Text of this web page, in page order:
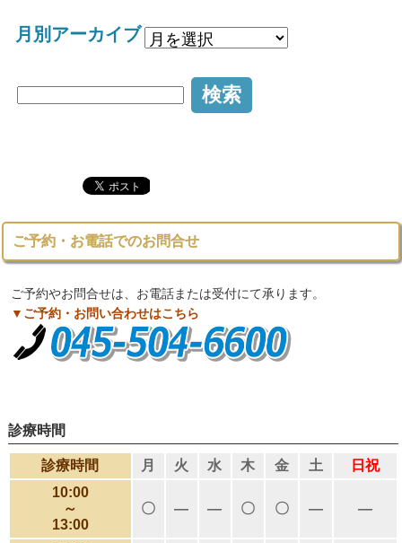
月別アーカイブ
ご予約・お電話でのお問合せ
ご予約やお問合せは、お電話または受付にて承ります。
▼ご予約・お問い合わせはこちら
診療時間
診療時間 月 火 水 木 金 土
日祝
10:00
～
13:00
〇 ― ― 〇 〇 ― ―